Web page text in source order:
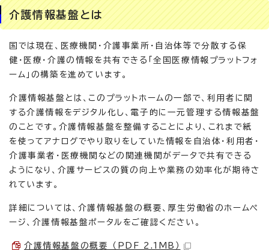
介護情報基盤とは
国では現在、医療機関・介護事業所・自治体等で分散する保
健・医療・介護の情報を共有できる「全国医療情報プラットフォ
ーム」の構築を進めています。
介護情報基盤とは、このプラットホームの一部で、利用者に関
する介護情報をデジタル化し、電子的に一元管理する情報基盤
のことです。介護情報基盤を整備することにより、これまで紙
を使ってアナログでやり取りをしていた情報を自治体・利用者・
介護事業者・医療機関などの関連機関がデータで共有できる
ようになり、介護サービスの質の向上や業務の効率化が期待さ
れています。
詳細については、介護情報基盤の概要、厚生労働省のホームペ
ージ、介護情報基盤ポータルをご確認ください。
介護情報基盤の概要 （PDF 2.1MB）